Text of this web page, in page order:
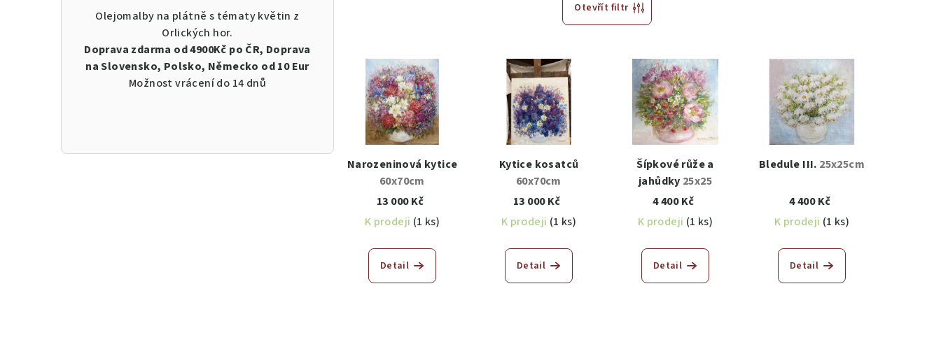
Olejomalby na plátně s tématy květin z
Orlických hor.
Doprava zdarma od 4900Kč po ČR, Doprava
na Slovensko, Polsko, Německo od 10 Eur
Možnost vrácení do 14 dnů
d
Otevřít filtr
s
Narozeninová kytice
60x70cm
13 000 Kč
K prodeji (1 ks)
Detail
Kytice kosatců
60x70cm
13 000 Kč
K prodeji (1 ks)
Detail
Šípkové růže a
jahůdky 25x25
4 400 Kč
K prodeji (1 ks)
Detail
Bledule III. 25x25cm
4 400 Kč
K prodeji (1 ks)
Detail